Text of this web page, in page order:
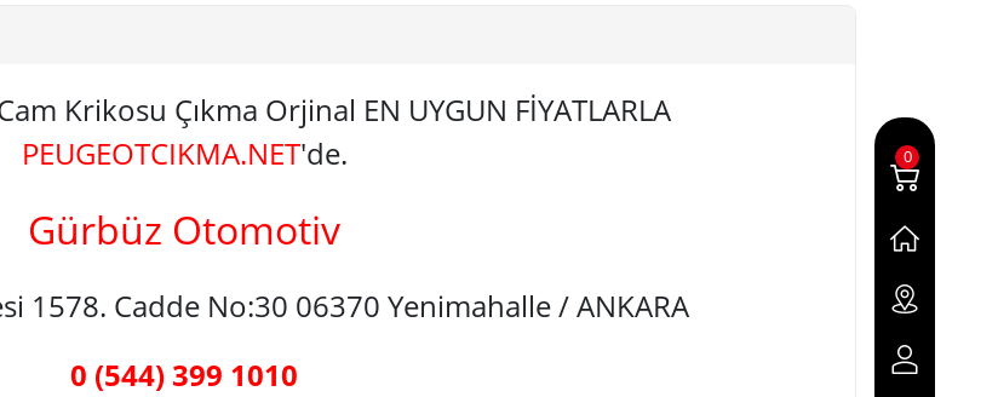
Krikosu Çıkma Orjinal EN UYGUN FİYATLARLA
PEUGEOTCIKMA.NET'de.
Gürbüz Otomotiv
1578. Cadde No:30 06370 Yenimahalle / ANKARA
0 (544) 399 1010
0